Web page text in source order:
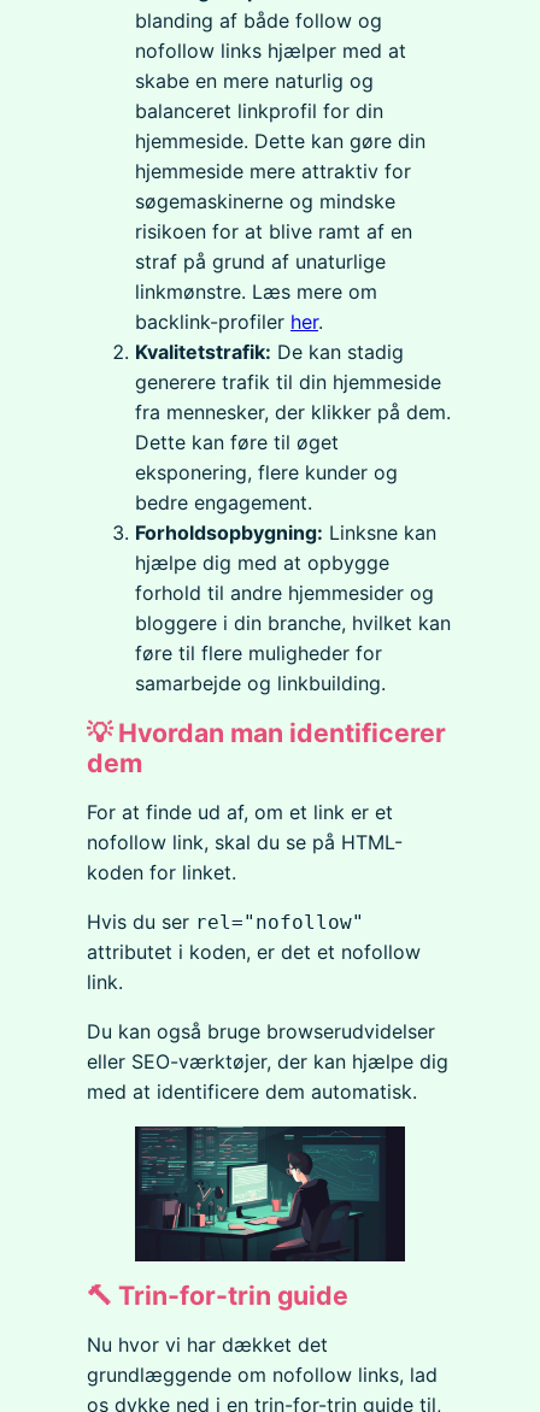
blanding af både follow og
nofollow links hjælper med at
skabe en mere naturlig og
balanceret linkprofil for din
hjemmeside. Dette kan gøre din
hjemmeside mere attraktiv for
søgemaskinerne og mindske
risikoen for at blive ramt af en
straf på grund af unaturlige
linkmønstre. Læs mere om
backlink-profiler her.
Kvalitetstrafik: De kan stadig
generere trafik til din hjemmeside
fra mennesker, der klikker på dem.
Dette kan føre til øget
eksponering, flere kunder og
bedre engagement.
Forholdsopbygning: Linksne kan
hjælpe dig med at opbygge
forhold til andre hjemmesider og
bloggere i din branche, hvilket kan
føre til flere muligheder for
samarbejde og linkbuilding.
💡 Hvordan man identificerer
dem
For at finde ud af, om et link er et
nofollow link, skal du se på HTML-
koden for linket.
Hvis du ser rel="nofollow"
attributet i koden, er det et nofollow
link.
Du kan også bruge browserudvidelser
eller SEO-værktøjer, der kan hjælpe dig
med at identificere dem automatisk.
🔨 Trin-for-trin guide
Nu hvor vi har dækket det
grundlæggende om nofollow links, lad
os dykke ned i en trin-for-trin guide til,